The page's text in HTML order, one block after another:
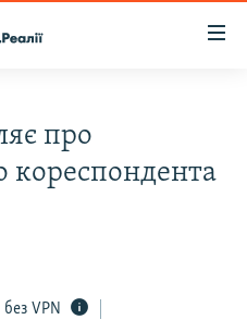
про
кореспондента
VPN